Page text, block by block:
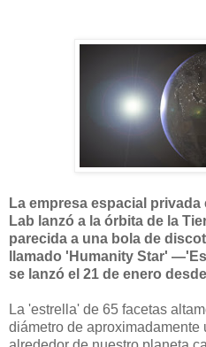
La empresa espacial
Lab lanzó a la órbita de la
parecida a una bola de
llamado 'Humanity Star'
se lanzó el 21 de enero
La 'estrella' de 65 facetas
diámetro de aproximadamente